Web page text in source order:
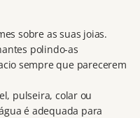
sobre as suas joias.
polindo-as
sempre que parecerem
pulseira, colar ou
é adequada para